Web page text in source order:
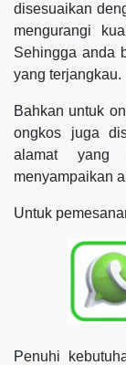
disesuaikan
mengurangi
Sehingga anda
yang terjangkau.
Bahkan untuk
ongkos juga
alamat yang
menyampaikan
Untuk
Penuhi